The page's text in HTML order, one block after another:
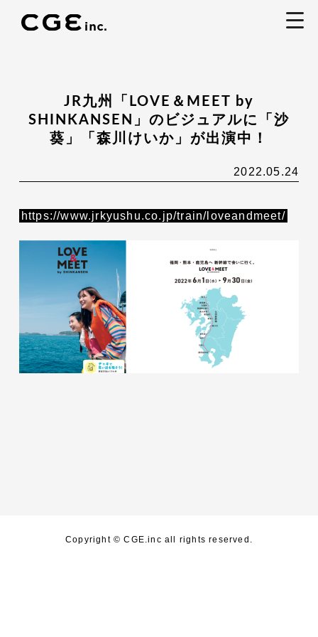
JR九州「LOVE＆MEET by
SHINKANSEN」のビジュアルに「沙
葵」「森川けいか」が出演中！
2022.05.24
https://www.jrkyushu.co.jp/train/loveandmeet/
Copyright © CGE.inc all rights reserved.